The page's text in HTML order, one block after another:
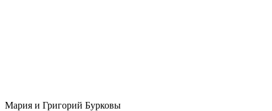
Мария и Григорий Бурковы